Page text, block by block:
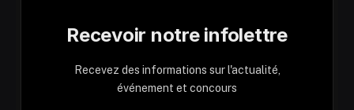
Recevoir notre infolettre
Recevez des informations sur l'actualité,
événement et concours